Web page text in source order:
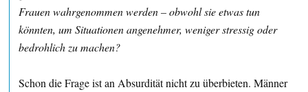
Frauen wahrgenommen werden – obwohl sie etwas tun
könnten, um Situationen angenehmer, weniger stressig oder
bedrohlich zu machen?
Schon die Frage ist an Absurdität nicht zu überbieten. Männer